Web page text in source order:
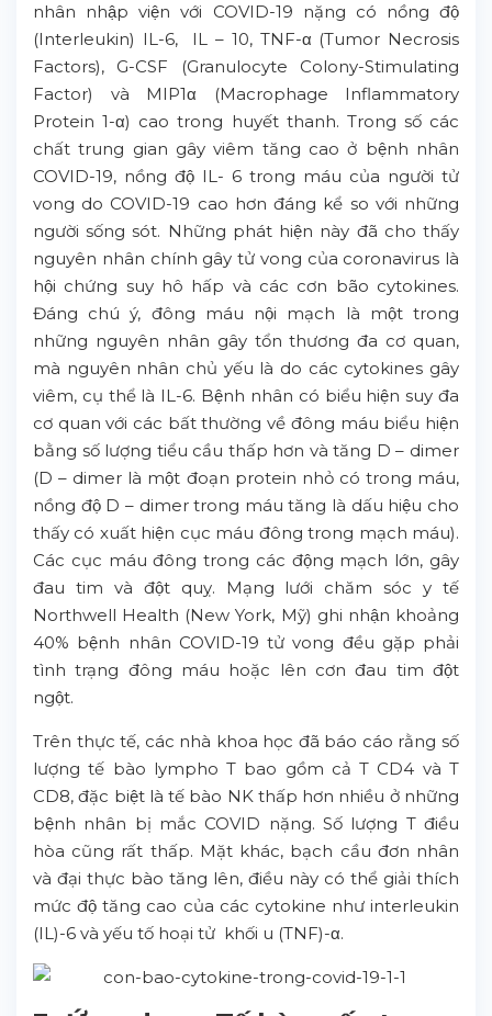
nhân nhập viện với COVID-19 nặng có nồng độ
(Interleukin) IL-6, IL – 10, TNF-α (Tumor Necrosis
Factors), G-CSF (Granulocyte Colony-Stimulating
Factor) và MIP1α (Macrophage Inflammatory
Protein 1-α) cao trong huyết thanh. Trong số các
chất trung gian gây viêm tăng cao ở bệnh nhân
COVID-19, nồng độ IL- 6 trong máu của người tử
vong do COVID-19 cao hơn đáng kể so với những
người sống sót. Những phát hiện này đã cho thấy
nguyên nhân chính gây tử vong của coronavirus là
hội chứng suy hô hấp và các cơn bão cytokines.
Đáng chú ý, đông máu nội mạch là một trong
những nguyên nhân gây tổn thương đa cơ quan,
mà nguyên nhân chủ yếu là do các cytokines gây
viêm, cụ thể là IL-6. Bệnh nhân có biểu hiện suy đa
cơ quan với các bất thường về đông máu biểu hiện
bằng số lượng tiểu cầu thấp hơn và tăng D – dimer
(D – dimer là một đoạn protein nhỏ có trong máu,
nồng độ D – dimer trong máu tăng là dấu hiệu cho
thấy có xuất hiện cục máu đông trong mạch máu).
Các cục máu đông trong các động mạch lớn, gây
đau tim và đột quỵ. Mạng lưới chăm sóc y tế
Northwell Health (New York, Mỹ) ghi nhận khoảng
40% bệnh nhân COVID-19 tử vong đều gặp phải
tình trạng đông máu hoặc lên cơn đau tim đột
ngột.
Trên thực tế, các nhà khoa học đã báo cáo rằng số
lượng tế bào lympho T bao gồm cả T CD4 và T
CD8, đặc biệt là tế bào NK thấp hơn nhiều ở những
bệnh nhân bị mắc COVID nặng. Số lượng T điều
hòa cũng rất thấp. Mặt khác, bạch cầu đơn nhân
và đại thực bào tăng lên, điều này có thể giải thích
mức độ tăng cao của các cytokine như interleukin
(IL)-6 và yếu tố hoại tử khối u (TNF)-α.